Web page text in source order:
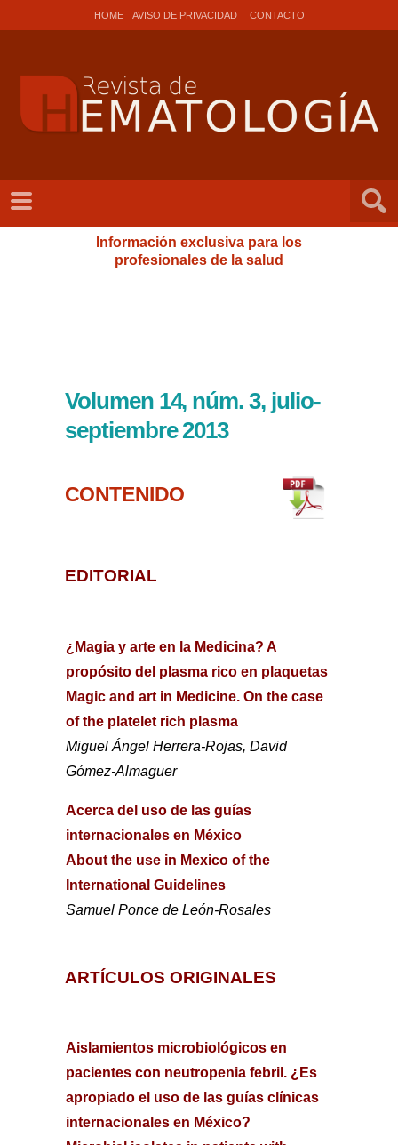
HOME AVISO DE PRIVACIDAD CONTACTO
Información exclusiva para los
profesionales de la salud
Volumen 14, núm. 3, julio-
septiembre 2013
CONTENIDO
EDITORIAL
¿Magia y arte en la Medicina? A
propósito del plasma rico en plaquetas
Magic and art in Medicine. On the case
of the platelet rich plasma
Miguel Ángel Herrera-Rojas, David
Gómez-Almaguer
Acerca del uso de las guías
internacionales en México
About the use in Mexico of the
International Guidelines
Samuel Ponce de León-Rosales
ARTÍCULOS ORIGINALES
Aislamientos microbiológicos en
pacientes con neutropenia febril. ¿Es
apropiado el uso de las guías clínicas
internacionales en México?